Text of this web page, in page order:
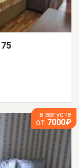
в августе
от 7000₽